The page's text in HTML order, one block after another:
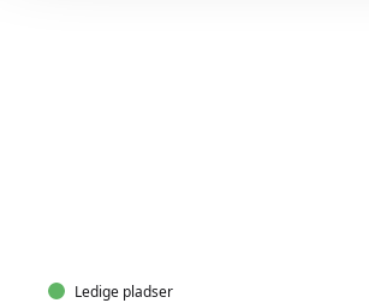
Ledige pladser